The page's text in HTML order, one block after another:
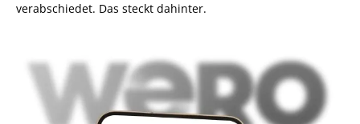
verabschiedet. Das steckt dahinter.